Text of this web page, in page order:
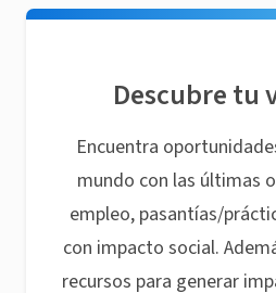
Descubre tu
Encuentra
mundo con las últimas
empleo, pasantías/
con impacto social.
recursos para generar